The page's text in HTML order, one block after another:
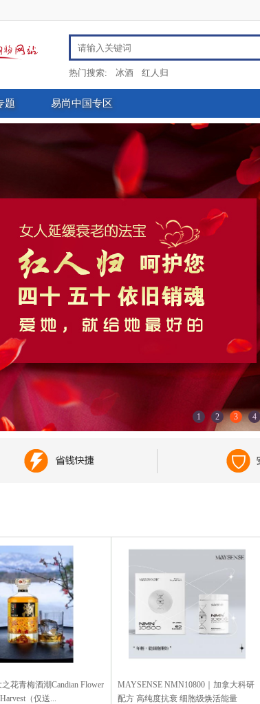
热门搜索: 冰酒 红人归
题 易尚中国专区
1 2 3 4
NMN10800｜加拿大科研
抗衰 细胞级焕活能量
MAYSENSE NMN30000｜加拿大科研
配方 高纯度抗衰 每瓶含30000毫克...